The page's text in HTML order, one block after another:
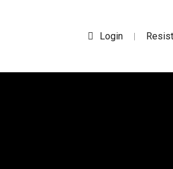
Login |